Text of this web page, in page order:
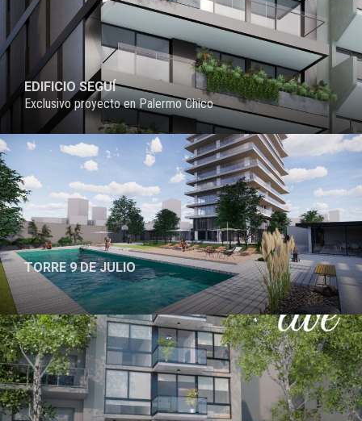
EDIFICIO SEGUÍ
Exclusivo proyecto en Palermo Chico
PROYECTO
TORRE 9 DE JULIO
PROYECTO